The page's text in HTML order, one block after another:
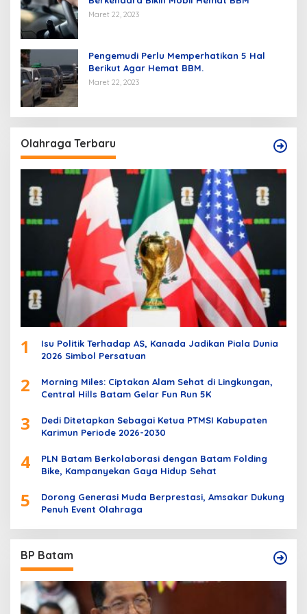
Maret 22, 2023
Pengemudi Perlu Memperhatikan 5 Hal
Berikut Agar Hemat BBM.
Maret 22, 2023
Olahraga Terbaru
1
Isu Politik Terhadap AS, Kanada Jadikan Piala Dunia
2026 Simbol Persatuan
2
Morning Miles: Ciptakan Alam Sehat di Lingkungan,
Central Hills Batam Gelar Fun Run 5K
3
Dedi Ditetapkan Sebagai Ketua PTMSI Kabupaten
Karimun Periode 2026-2030
4
PLN Batam Berkolaborasi dengan Batam Folding
Bike, Kampanyekan Gaya Hidup Sehat
5
Dorong Generasi Muda Berprestasi, Amsakar Dukung
Penuh Event Olahraga
BP Batam